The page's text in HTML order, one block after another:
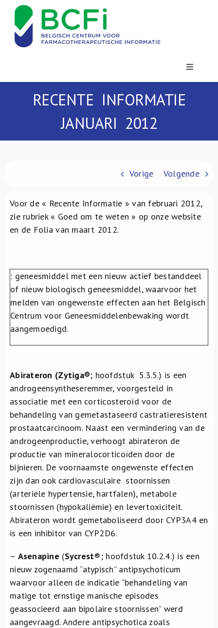
content
Toggle
Nieuws
Over ons
RECENTE INFORMATIE
JANUARI 2012
Vorige Volgende
Voor de « Recente Informatie » van februari 2012,
zie rubriek « Goed om te weten » op onze website
en de Folia van maart 2012.
: geneesmiddel met een nieuw actief bestanddeel
of nieuw biologisch geneesmiddel, waarvoor het
melden van ongewenste effecten aan het Belgisch
Centrum voor Geneesmiddelenbewaking wordt
aangemoedigd.
Abirateron (Zytiga®; hoofdstuk 5.3.5.) is een
androgeensyntheseremmer, voorgesteld in
associatie met een corticosteroïd voor de
behandeling van gemetastaseerd castratieresistent
prostaatcarcinoom. Naast een vermindering van de
androgeenproductie, verhoogt abirateron de
productie van mineralocorticoïden door de
bijnieren. De voornaamste ongewenste effecten
zijn dan ook cardiovasculaire stoornissen
(arteriële hypertensie, hartfalen), metabole
stoornissen (hypokaliëmie) en levertoxiciteit.
Abirateron wordt gemetaboliseerd door CYP3A4 en
is een inhibitor van CYP2D6.
– Asenapine (Sycrest®; hoofdstuk 10.2.4.) is een
nieuw zogenaamd “atypisch” antipsychoticum
waarvoor alleen de indicatie “behandeling van
matige tot ernstige manische episodes
geassocieerd aan bipolaire stoornissen” werd
aangevraagd. Andere antipsychotica zoals